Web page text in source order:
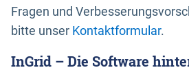
Fragen und
bitte unser Kontaktformular.
InGrid – Die Software